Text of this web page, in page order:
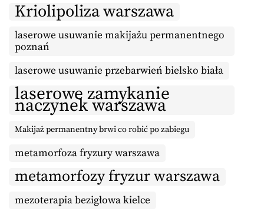
Kriolipoliza warszawa
laserowe usuwanie makijażu permanentnego
poznań
laserowe usuwanie przebarwień bielsko biała
laserowe zamykanie
naczynek warszawa
Makijaż permanentny brwi co robić po zabiegu
metamorfoza fryzury warszawa
metamorfozy fryzur warszawa
mezoterapia bezigłowa kielce